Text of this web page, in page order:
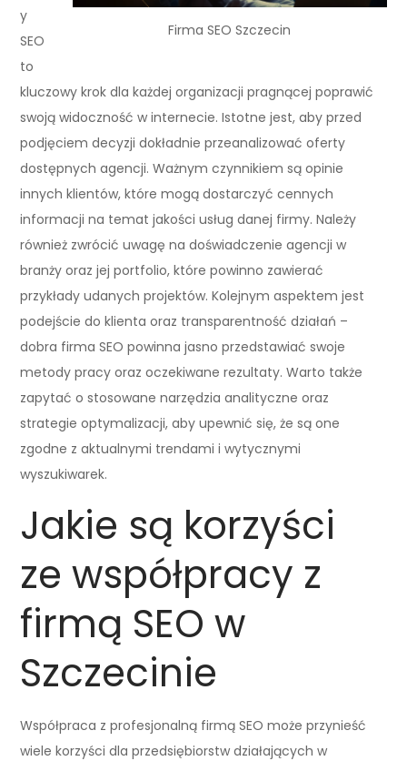
Firma SEO Szczecin
y
SEO
to
kluczowy krok dla każdej organizacji pragnącej poprawić
swoją widoczność w internecie. Istotne jest, aby przed
podjęciem decyzji dokładnie przeanalizować oferty
dostępnych agencji. Ważnym czynnikiem są opinie
innych klientów, które mogą dostarczyć cennych
informacji na temat jakości usług danej firmy. Należy
również zwrócić uwagę na doświadczenie agencji w
branży oraz jej portfolio, które powinno zawierać
przykłady udanych projektów. Kolejnym aspektem jest
podejście do klienta oraz transparentność działań –
dobra firma SEO powinna jasno przedstawiać swoje
metody pracy oraz oczekiwane rezultaty. Warto także
zapytać o stosowane narzędzia analityczne oraz
strategie optymalizacji, aby upewnić się, że są one
zgodne z aktualnymi trendami i wytycznymi
wyszukiwarek.
Jakie są korzyści
ze współpracy z
firmą SEO w
Szczecinie
Współpraca z profesjonalną firmą SEO może przynieść
wiele korzyści dla przedsiębiorstw działających w